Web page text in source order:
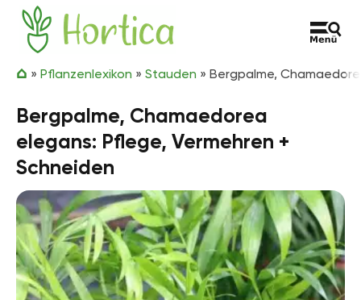
Zum Inhalt springen
Hortica
» Pflanzenlexikon » Stauden » Bergpalme,
Bergpalme, Chamaedorea
elegans: Pflege, Vermehren +
Schneiden